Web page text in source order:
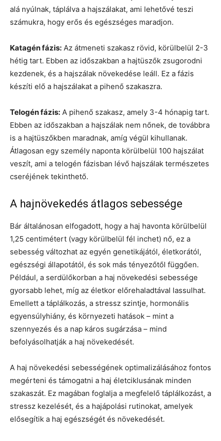
alá nyúlnak, táplálva a hajszálakat, ami lehetővé teszi
számukra, hogy erős és egészséges maradjon.
Katagén fázis: Az átmeneti szakasz rövid, körülbelül 2-3
hétig tart. Ebben az időszakban a hajtüszők zsugorodni
kezdenek, és a hajszálak növekedése leáll. Ez a fázis
készíti elő a hajszálakat a pihenő szakaszra.
Telogén fázis: A pihenő szakasz, amely 3-4 hónapig tart.
Ebben az időszakban a hajszálak nem nőnek, de továbbra
is a hajtüszőkben maradnak, amíg végül kihullanak.
Átlagosan egy személy naponta körülbelül 100 hajszálat
veszít, ami a telogén fázisban lévő hajszálak természetes
cseréjének tekinthető.
A hajnövekedés átlagos sebessége
Bár általánosan elfogadott, hogy a haj havonta körülbelül
1,25 centimétert (vagy körülbelül fél inchet) nő, ez a
sebesség változhat az egyén genetikájától, életkorától,
egészségi állapotától, és sok más tényezőtől függően.
Például, a serdülőkorban a haj növekedési sebessége
gyorsabb lehet, míg az életkor előrehaladtával lassulhat.
Emellett a táplálkozás, a stressz szintje, hormonális
egyensúlyhiány, és környezeti hatások – mint a
szennyezés és a nap káros sugárzása – mind
befolyásolhatják a haj növekedését.
A haj növekedési sebességének optimalizálásához fontos
megérteni és támogatni a haj életciklusának minden
szakaszát. Ez magában foglalja a megfelelő táplálkozást, a
stressz kezelését, és a hajápolási rutinokat, amelyek
elősegítik a haj egészségét és növekedését.